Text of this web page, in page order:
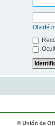
Olvidé
© Unión de